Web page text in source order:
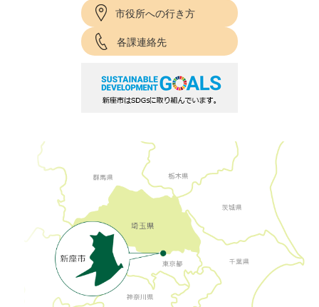
市役所への行き方
各課連絡先